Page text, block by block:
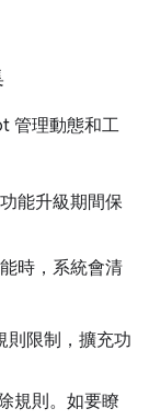
管理動態和工
能升級期間保
時，系統會清
則限制，擴充功
規則。如要瞭